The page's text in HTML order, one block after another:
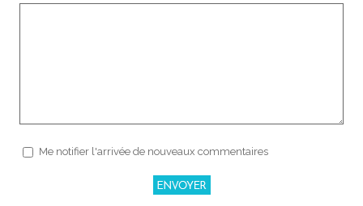
Me notifier l'arrivée de nouveaux commentaires